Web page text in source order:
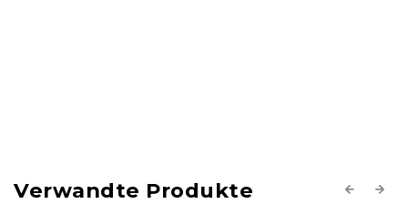
Verwandte Produkte Previous
Next